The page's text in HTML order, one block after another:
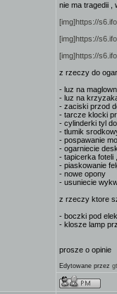
nie ma tragedii ,
[img]https://
[img]https://
[img]https://
z rzeczy do
- luz na
- luz na
- zaciski przod
- tarcze klocki
- cylinderki tyl
- tlumik
- pospawanie
- ogarniecie
- tapicerka foteli
- piaskowanie
- nowe opony
- usuniecie
z rzeczy ktore
- boczki pod
- klosze lamp
prosze o opinie
Edytowane przez